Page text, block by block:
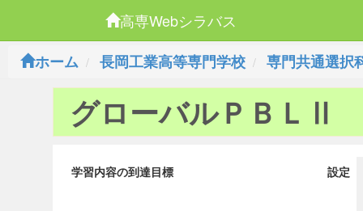
高専Webシラバス
ホーム
長岡工業高等専門学校 専門共通選択
グローバルＰＢＬⅡ
学習内容の到達目標 設定